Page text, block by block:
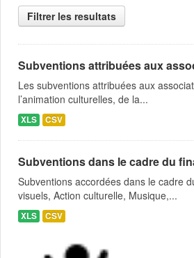
Filtrer les resultats
Subventions attribuées aux
Les subventions attribuées aux
l’animation culturelles, de la...
XLS CSV
Subventions dans le cadre du
Subventions accordées dans le cadre
visuels, Action culturelle, Musique,...
XLS CSV